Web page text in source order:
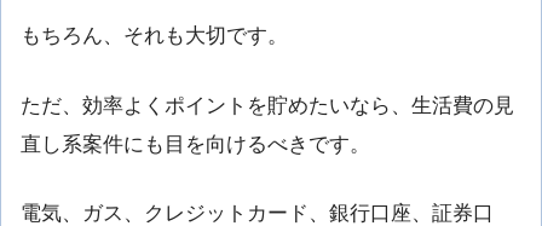
もちろん、それも大切です。
ただ、効率よくポイントを貯めたいなら、生活費の見
直し系案件にも目を向けるべきです。
電気、ガス、クレジットカード、銀行口座、証券口